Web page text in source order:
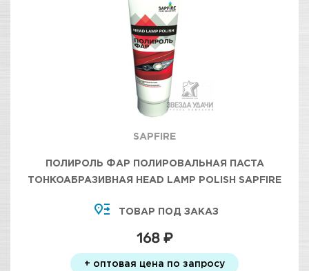
SAPFIRE
ПОЛИРОЛЬ ФАР ПОЛИРОВАЛЬНАЯ ПАСТА
ТОНКОАБРАЗИВНАЯ HEAD LAMP POLISH SAPFIRE
ТОВАР ПОД ЗАКАЗ
168 ₽
+ оптовая цена по запросу